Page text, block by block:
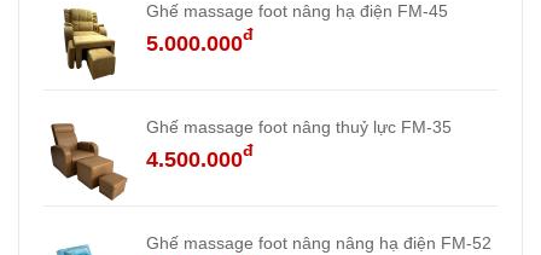
Ghế massage foot nâng hạ điện FM-45
5.000.000đ
Ghế massage foot nâng thuỷ lực FM-35
4.500.000đ
Ghế massage foot nâng nâng hạ điện FM-52